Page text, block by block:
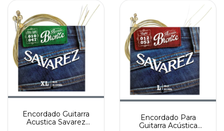
Encordado Guitarra
Acustica Savarez
Encordado Para
Guitarra Acústica